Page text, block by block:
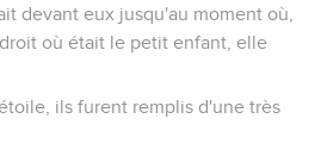
devant eux jusqu'au moment où,
où était le petit enfant, elle
ils furent remplis d'une très